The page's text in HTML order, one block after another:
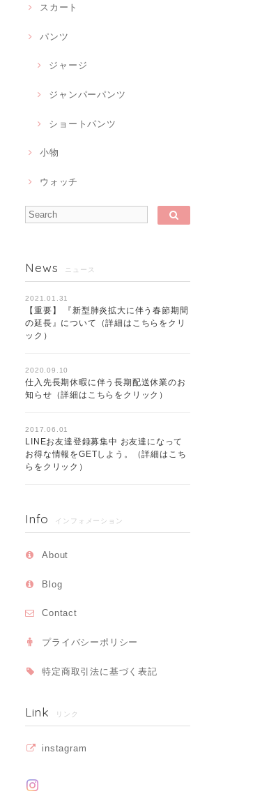
スカート
パンツ
ジャージ
ジャンパーパンツ
ショートパンツ
小物
ウォッチ
News ニュース
2021.01.31
【重要】 『新型肺炎拡大に伴う春節期間
の延長』について（詳細はこちらをクリ
ック）
2020.09.10
仕入先長期休暇に伴う長期配送休業のお
知らせ（詳細はこちらをクリック）
2017.06.01
LINEお友達登録募集中 お友達になって
お得な情報をGETしよう。（詳細はこち
らをクリック）
Info インフォメーション
About
Blog
Contact
プライバシーポリシー
特定商取引法に基づく表記
Link リンク
instagram